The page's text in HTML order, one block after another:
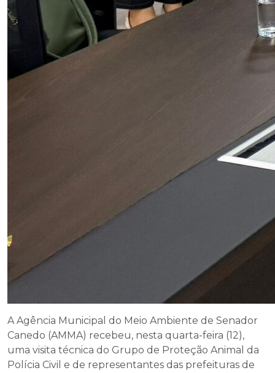
A Agência Municipal do Meio Ambiente de Senador
Canedo (AMMA) recebeu, nesta quarta-feira (12),
uma visita técnica do Grupo de Proteção Animal da
Polícia Civil e de representantes das prefeituras de